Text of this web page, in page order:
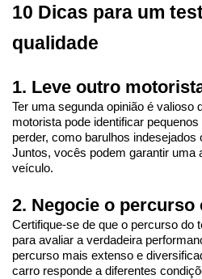
10 Dicas para um
qualidade
1. Leve outro
Ter uma segunda opinião é valioso
motorista pode identificar
perder, como barulhos indesejados
Juntos, vocês podem garantir uma
veículo.
2. Negocie o percurso
Certifique-se de que o percurso do
para avaliar a verdadeira
percurso mais extenso e
carro responde a diferentes